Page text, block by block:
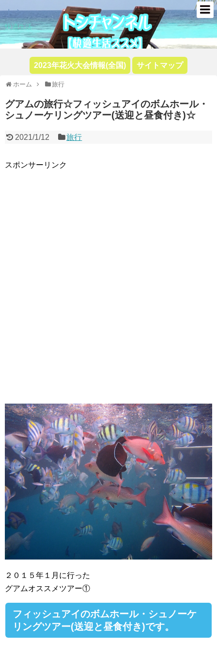
トシ
快適生活
2023年花火大会情報(全国) サイトマップ
ホーム 旅行
グアムの旅行☆フィッシュアイのボムホール・
シュノーケリングツアー(送迎と昼食付き)☆
2021/1/12 旅行
スポンサーリンク
２０１５年１月に行った
グアムオススメツアー①
フィッシュアイのボムホール・シュノーケ
リングツアー(送迎と昼食付き)です。